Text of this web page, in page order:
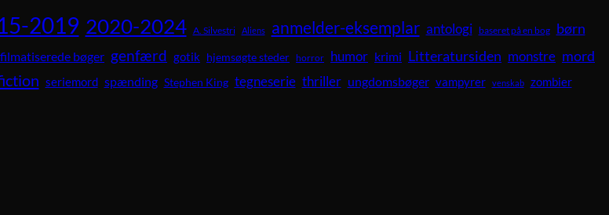
2019 2020-2024 A. Silvestri Aliens anmelder-eksemplar antologi baseret på en bog børn
filmatiserede bøger genfærd gotik hjemsøgte steder horror humor krimi Litteratursiden monstre mord
seriemord spænding Stephen King tegneserie thriller ungdomsbøger vampyrer venskab zombier